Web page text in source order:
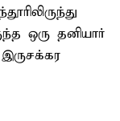
ஒரு தனியார்